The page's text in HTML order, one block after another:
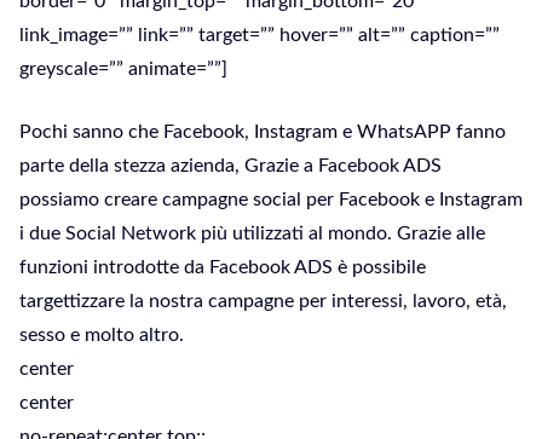
link_image=”” link=”” target=”” hover=”” alt=”” caption=””
greyscale=”” animate=””]
Pochi sanno che Facebook, Instagram e WhatsAPP fanno
parte della stezza azienda, Grazie a Facebook ADS
possiamo creare campagne social per Facebook e Instagram
i due Social Network più utilizzati al mondo. Grazie alle
funzioni introdotte da Facebook ADS è possibile
targettizzare la nostra campagne per interessi, lavoro, età,
sesso e molto altro.
center
center